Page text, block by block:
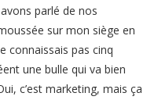
parlé de nos
sur mon siège en
connaissais pas cinq
une bulle qui va bien
c’est marketing, mais ça